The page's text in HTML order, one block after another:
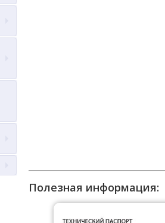
Полезная информация: